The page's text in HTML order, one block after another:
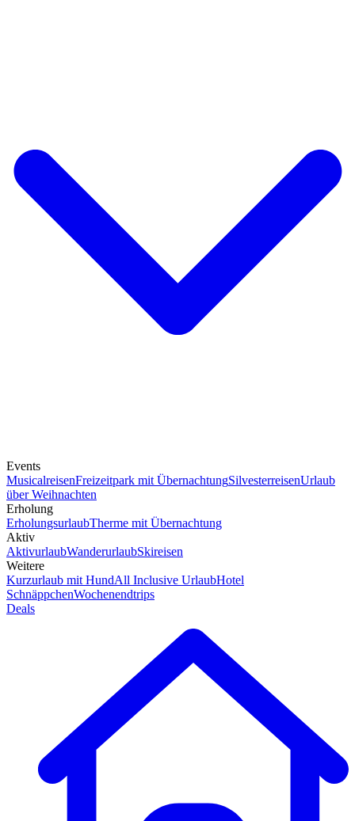
Events
MusicalreisenFreizeitpark mit ÜbernachtungSilvesterreisenUrlaub
über Weihnachten
Erholung
ErholungsurlaubTherme mit Übernachtung
Aktiv
AktivurlaubWanderurlaubSkireisen
Weitere
Kurzurlaub mit HundAll Inclusive UrlaubHotel
SchnäppchenWochenendtrips
Deals